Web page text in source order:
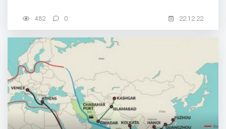
482 0 22.12.22